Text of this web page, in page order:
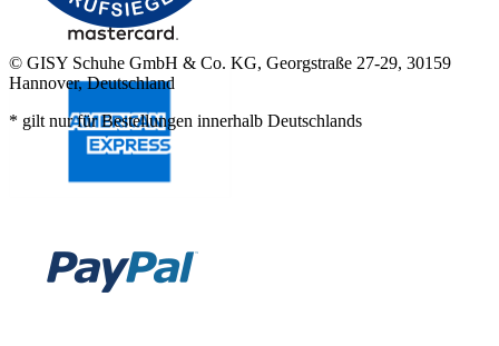
© GISY Schuhe GmbH & Co. KG, Georgstraße 27-29, 30159
Hannover, Deutschland
* gilt nur für Bestellungen innerhalb Deutschlands